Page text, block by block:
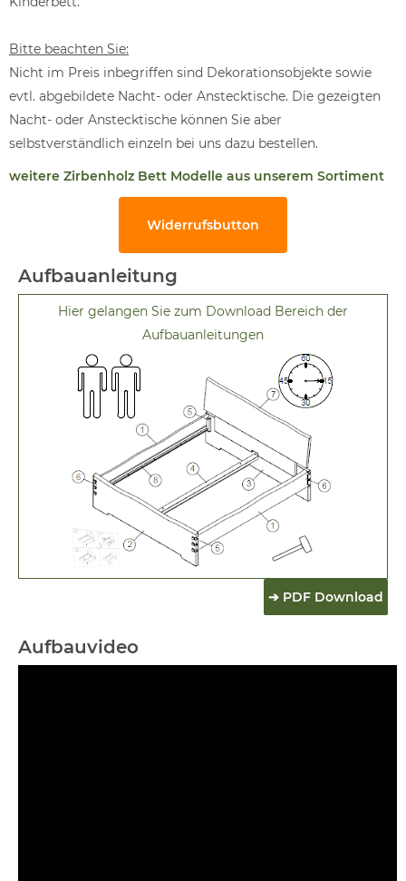
Bitte beachten Sie:
Nicht im Preis inbegriffen sind Dekorationsobjekte sowie
evtl. abgebildete Nacht- oder Anstecktische. Die gezeigten
Nacht- oder Anstecktische können Sie aber
selbstverständlich einzeln bei uns dazu bestellen.
weitere Zirbenholz Bett Modelle aus unserem Sortiment
Widerrufsbutton
Aufbauanleitung
Hier gelangen Sie zum Download Bereich der
Aufbauanleitungen
➔ PDF Download
Aufbauvideo